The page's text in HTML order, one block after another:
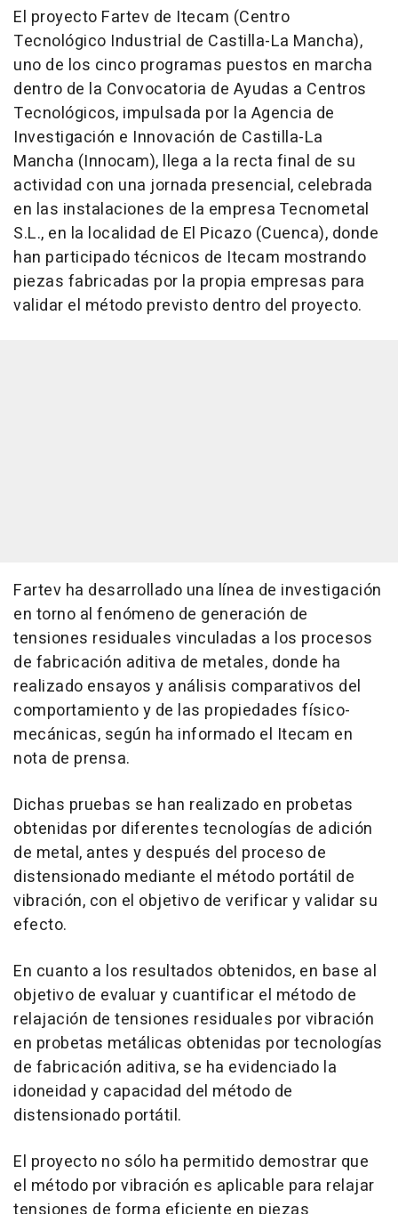
El proyecto Fartev de Itecam (Centro
Tecnológico Industrial de Castilla-La Mancha),
uno de los cinco programas puestos en marcha
dentro de la Convocatoria de Ayudas a Centros
Tecnológicos, impulsada por la Agencia de
Investigación e Innovación de Castilla-La
Mancha (Innocam), llega a la recta final de su
actividad con una jornada presencial, celebrada
en las instalaciones de la empresa Tecnometal
S.L., en la localidad de El Picazo (Cuenca), donde
han participado técnicos de Itecam mostrando
piezas fabricadas por la propia empresas para
validar el método previsto dentro del proyecto.
Fartev ha desarrollado una línea de investigación
en torno al fenómeno de generación de
tensiones residuales vinculadas a los procesos
de fabricación aditiva de metales, donde ha
realizado ensayos y análisis comparativos del
comportamiento y de las propiedades físico-
mecánicas, según ha informado el Itecam en
nota de prensa.
Dichas pruebas se han realizado en probetas
obtenidas por diferentes tecnologías de adición
de metal, antes y después del proceso de
distensionado mediante el método portátil de
vibración, con el objetivo de verificar y validar su
efecto.
En cuanto a los resultados obtenidos, en base al
objetivo de evaluar y cuantificar el método de
relajación de tensiones residuales por vibración
en probetas metálicas obtenidas por tecnologías
de fabricación aditiva, se ha evidenciado la
idoneidad y capacidad del método de
distensionado portátil.
El proyecto no sólo ha permitido demostrar que
el método por vibración es aplicable para relajar